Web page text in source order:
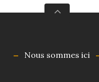
Nous sommes ici